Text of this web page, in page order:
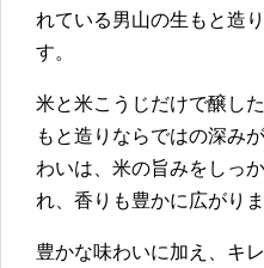
れている男山の生もと造
す。
米と米こうじだけで醸し
もと造りならではの深み
わいは、米の旨みをしっ
れ、香りも豊かに広がりま
豊かな味わいに加え、キ